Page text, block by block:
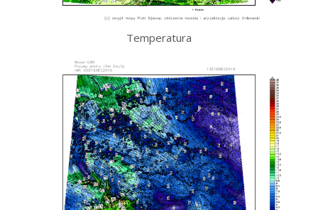
Temperatura